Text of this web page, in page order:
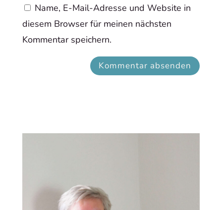
Name, E-Mail-Adresse und Website in
diesem Browser für meinen nächsten
Kommentar speichern.